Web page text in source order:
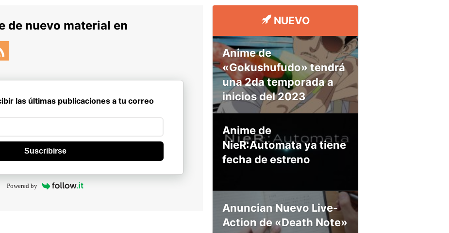
de nuevo material en
las últimas publicaciones a tu correo
Suscribirse
Powered by
NUEVO
Anime de
«Gokushufudo» tendrá
una 2da temporada a
inicios del 2023
Anime de
NieR:Automata ya tiene
fecha de estreno
Anuncian Nuevo Live-
Action de «Death Note»